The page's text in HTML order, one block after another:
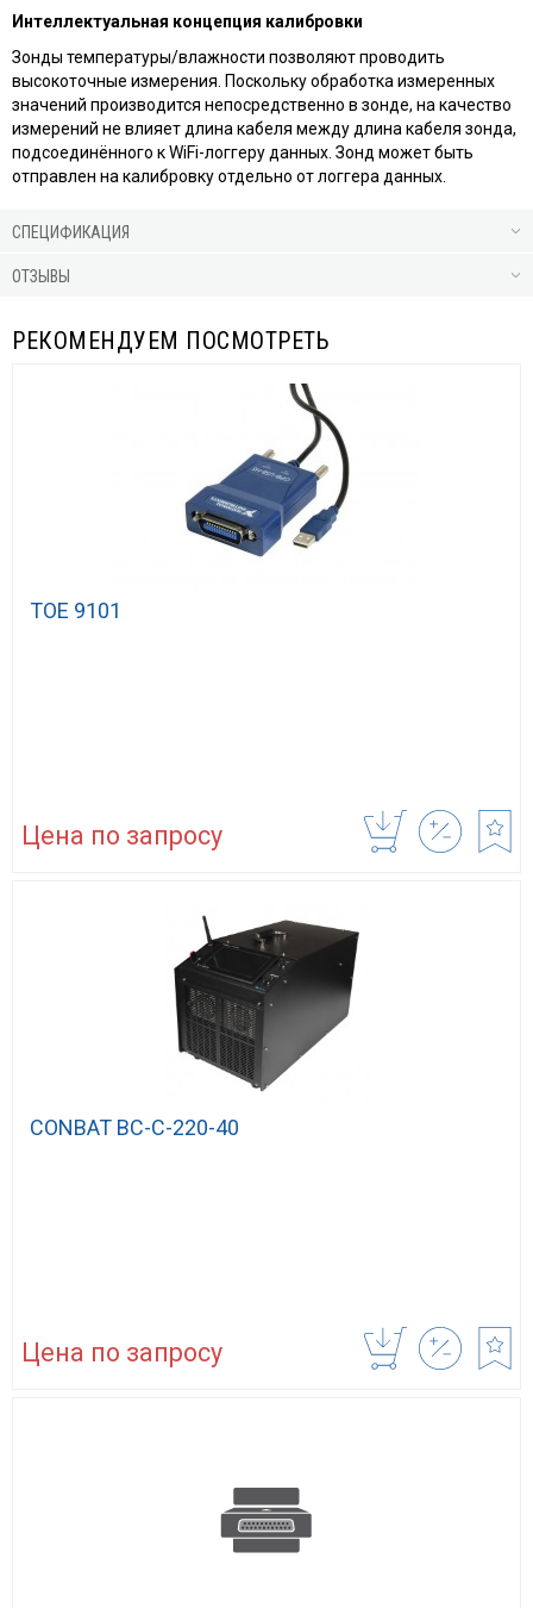
Интеллектуальная концепция калибровки
Зонды температуры/влажности позволяют проводить
высокоточные измерения. Поскольку обработка измеренных
значений производится непосредственно в зонде, на качество
измерений не влияет длина кабеля между длина кабеля зонда,
подсоединённого к WiFi-логгеру данных. Зонд может быть
отправлен на калибровку отдельно от логгера данных.
СПЕЦИФИКАЦИЯ
ОТЗЫВЫ
РЕКОМЕНДУЕМ ПОСМОТРЕТЬ
TOE 9101
Цена по запросу
CONBAT BC-C-220-40
Цена по запросу